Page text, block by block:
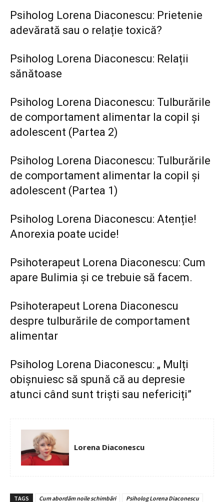
Psiholog Lorena Diaconescu: Prietenie
adevărată sau o relație toxică?
Psiholog Lorena Diaconescu: Relații
sănătoase
Psiholog Lorena Diaconescu: Tulburările
de comportament alimentar la copil și
adolescent (Partea 2)
Psiholog Lorena Diaconescu: Tulburările
de comportament alimentar la copil și
adolescent (Partea 1)
Psiholog Lorena Diaconescu: Atenție!
Anorexia poate ucide!
Psihoterapeut Lorena Diaconescu: Cum
apare Bulimia și ce trebuie să facem.
Psihoterapeut Lorena Diaconescu
despre tulburările de comportament
alimentar
Psiholog Lorena Diaconescu: „ Mulți
obișnuiesc să spună că au depresie
atunci când sunt triști sau nefericiți”
Lorena Diaconescu
TAGS Cum abordăm noile schimbări Psiholog Lorena Diaconescu